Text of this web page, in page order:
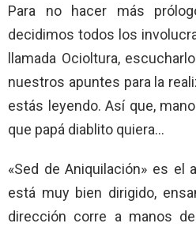
Para no hacer más
decidimos todos los
llamada Ocioltura,
nuestros apuntes para la
estás leyendo. Así que,
que papá diablito quiera…
«Sed de Aniquilación» es el
está muy bien dirigido,
dirección corre a manos de